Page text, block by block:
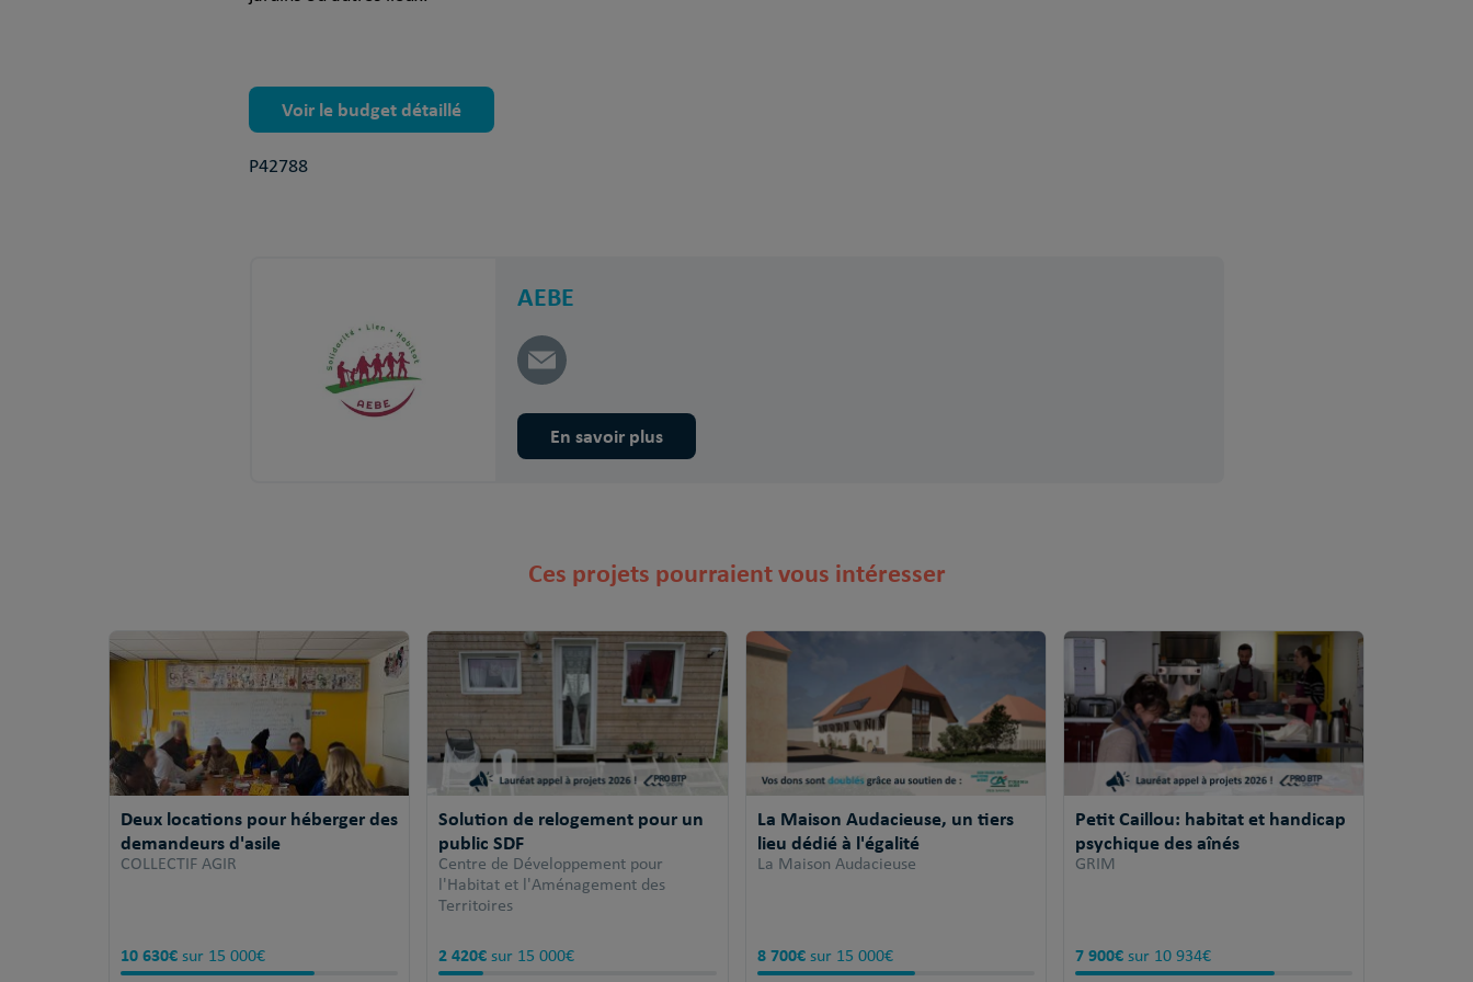
Voir le budget détaillé
P42788
AEBE
En savoir plus
Ces projets pourraient vous intéresser
Deux locations pour héberger des
demandeurs d'asile
COLLECTIF AGIR
10 630€ sur 15 000€
Solution de relogement pour un
public SDF
Centre de Développement pour
l'Habitat et l'Aménagement des
Territoires
2 420€ sur 15 000€
La Maison Audacieuse, un tiers
lieu dédié à l'égalité
La Maison Audacieuse
8 700€sur 15 000€
Petit Caillou: habitat et handicap
psychique des aînés
GRIM
7 900€sur 10 934€